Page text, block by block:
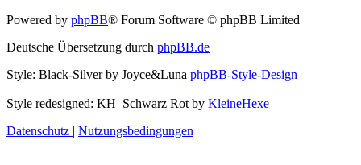
Powered by phpBB® Forum Software © phpBB Limited
Deutsche Übersetzung durch phpBB.de
Style: Black-Silver by Joyce&Luna phpBB-Style-Design
Style redesigned: KH_Schwarz Rot by KleineHexe
Datenschutz | Nutzungsbedingungen